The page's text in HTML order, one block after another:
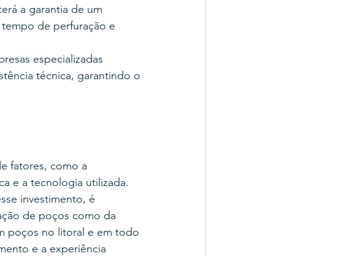
a garantia de um
de perfuração e
especializadas
técnica, garantindo o
fatores, como a
e a tecnologia utilizada.
investimento, é
de poços como da
poços no litoral e em todo
e a experiência